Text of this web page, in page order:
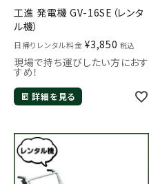
工進 発電機 GV-16SE（レンタ
ル機）
日帰りレンタル料金 ¥3,850 税込
現場で持ち運びしたい方におす
すめ！
詳細を見る